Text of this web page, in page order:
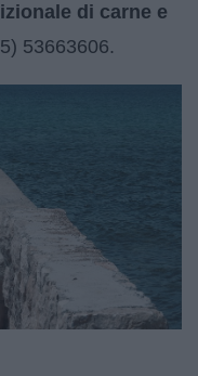
di carne e
53663606.